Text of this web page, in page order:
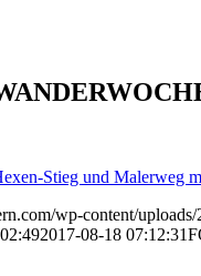
wp-content/
2017-08-18 07:12:31